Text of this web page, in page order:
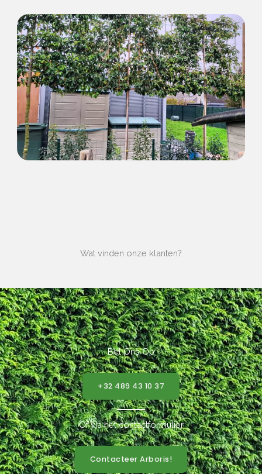
Wat vinden onze klanten?
Bel Ons Op
+32 489 43 10 37
Of via het contactformulier
Contacteer Arboris!